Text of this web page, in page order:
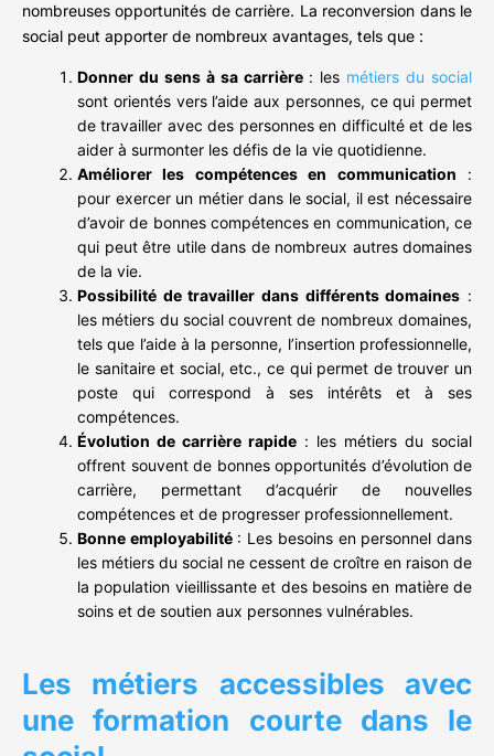
nombreuses opportunités de carrière. La reconversion dans le
social peut apporter de nombreux avantages, tels que :
Donner du sens à sa carrière: les métiers du social
sont orientés vers l’aide aux personnes, ce qui permet
de travailler avec des personnes en difficulté et de les
aider à surmonter les défis de la vie quotidienne.
Améliorer les compétences en communication :
pour exercer un métier dans le social, il est nécessaire
d’avoir de bonnes compétences en communication, ce
qui peut être utile dans de nombreux autres domaines
de la vie.
Possibilité de travailler dans différents domaines :
les métiers du social couvrent de nombreux domaines,
tels que l’aide à la personne, l’insertion professionnelle,
le sanitaire et social, etc., ce qui permet de trouver un
poste qui correspond à ses intérêts et à ses
compétences.
Évolution de carrière rapide : les métiers du social
offrent souvent de bonnes opportunités d’évolution de
carrière, permettant d’acquérir de nouvelles
compétences et de progresser professionnellement.
Bonne employabilité: Les besoins en personnel dans
les métiers du social ne cessent de croître en raison de
la population vieillissante et des besoins en matière de
soins et de soutien aux personnes vulnérables.
Les métiers accessibles avec
une formation courte dans le